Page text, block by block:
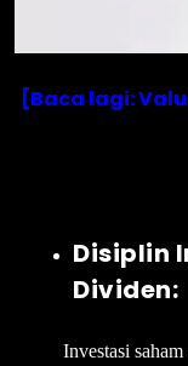
[Baca lagi:
Disiplin
Dividen:
Investasi